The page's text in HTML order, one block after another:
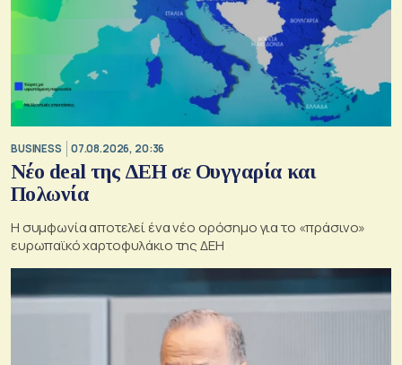
BUSINESS 07.08.2026, 20:36
Νέο deal της ΔΕΗ σε Ουγγαρία και
Πολωνία
Η συμφωνία αποτελεί ένα νέο ορόσημο για το «πράσινο»
ευρωπαϊκό χαρτοφυλάκιο της ΔΕΗ